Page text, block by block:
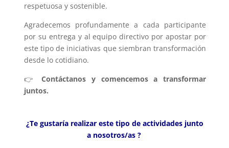
respetuosa y sostenible.
Agradecemos profundamente a cada participante
por su entrega y al equipo directivo por apostar por
este tipo de iniciativas que siembran transformación
desde lo cotidiano.
👉Contáctanos y comencemos a transformar
juntos.
¿Te gustaría realizar este tipo de actividades junto
a nosotros/as ?